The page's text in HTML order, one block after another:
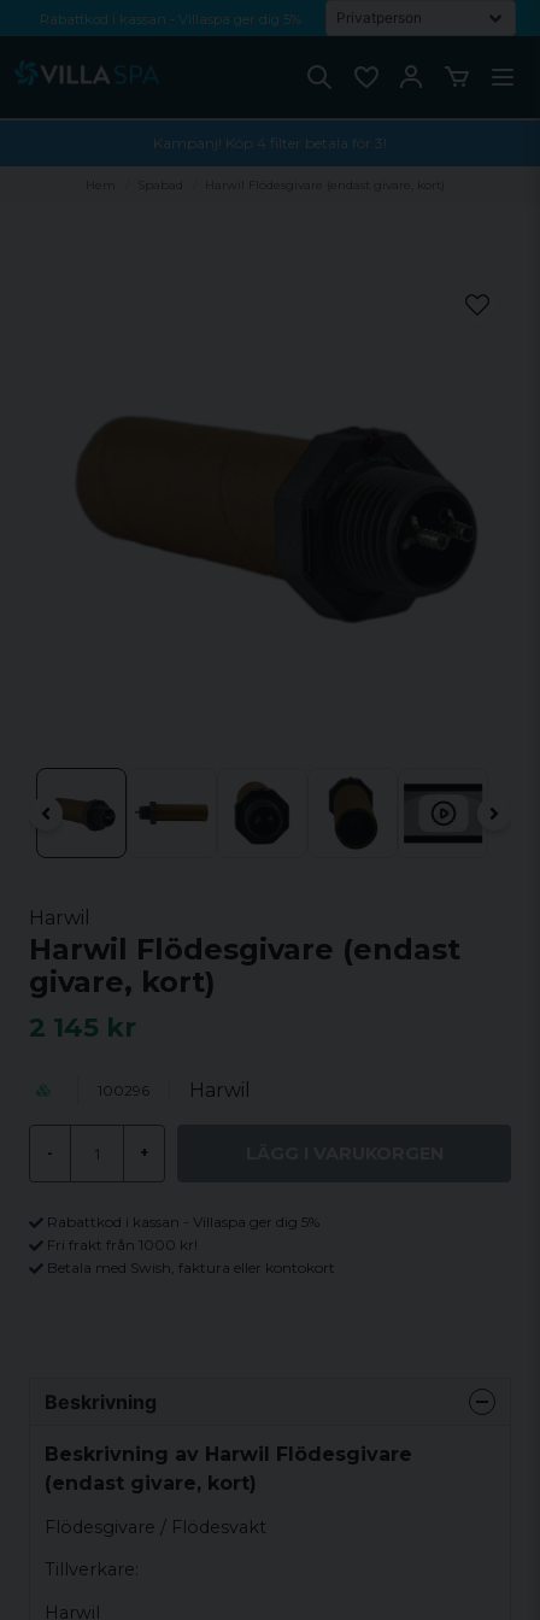
Rabattkod i kassan - Villaspa ger dig 5%
Kampanj! Köp 4 filter betala för 3!
Hem Spabad Harwil Flödesgivare (endast givare, kort)
Harwil
Harwil Flödesgivare (endast
givare, kort)
2 145 kr
100296 Harwil
- +
Rabattkod i kassan - Villaspa ger dig 5%
Fri frakt från 1000 kr!
Betala med Swish, faktura eller kontokort
Beskrivning
Beskrivning av Harwil Flödesgivare
(endast givare, kort)
Flödesgivare / Flödesvakt
Tillverkare:
Harwil